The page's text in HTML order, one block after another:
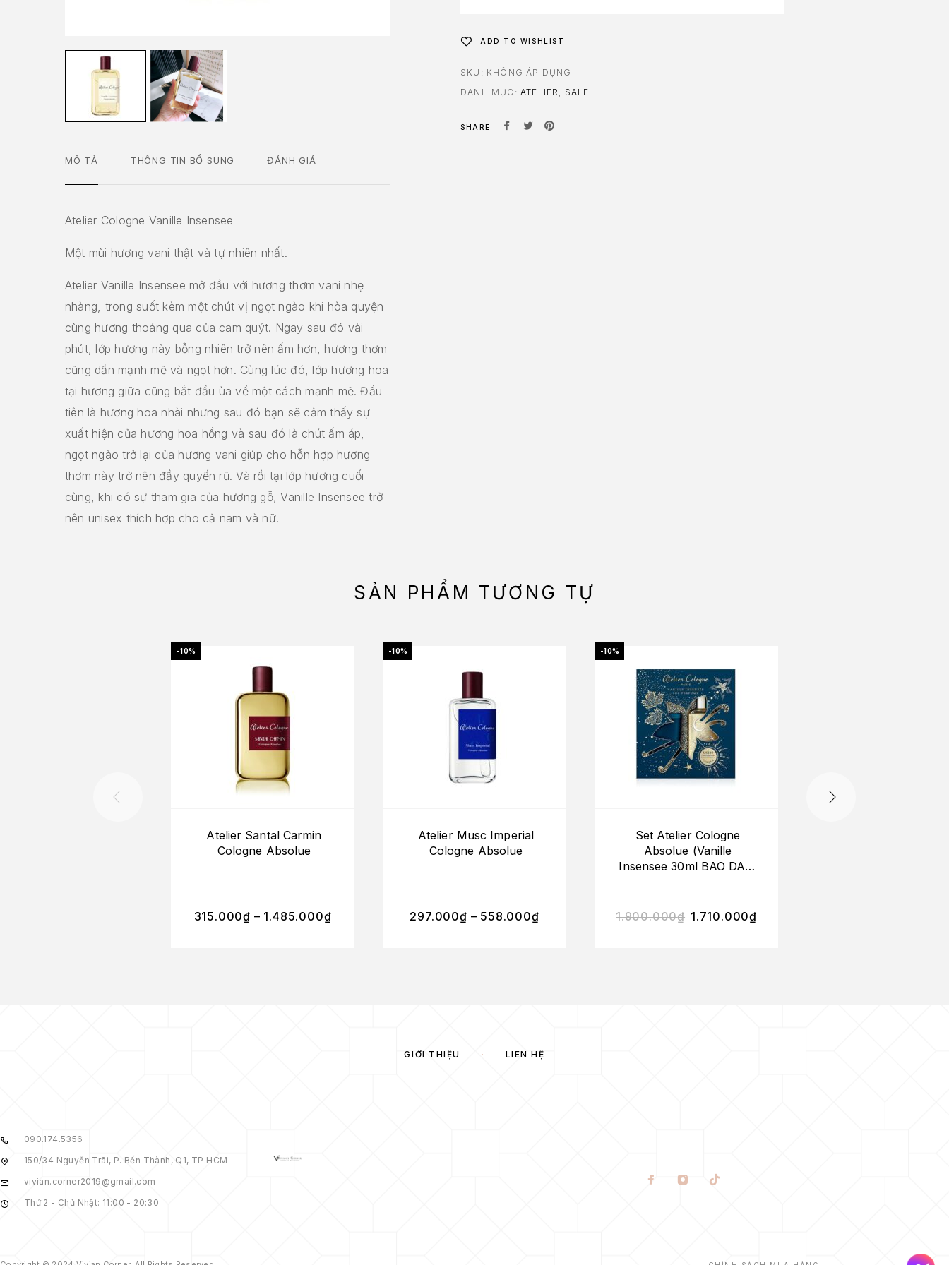
MÔ TẢ THÔNG TIN BỔ SUNG ĐÁNH GIÁ
Atelier Cologne Vanille Insensee
Một mùi hương vani thật và tự nhiên nhất.
Atelier Vanille Insensee mở đầu với hương thơm vani nhẹ
nhàng, trong suốt kèm một chút vị ngọt ngào khi hòa quyện
cùng hương thoáng qua của cam quýt. Ngay sau đó vài
phút, lớp hương này bỗng nhiên trở nên ấm hơn, hương thơm
cũng dần mạnh mẽ và ngọt hơn. Cùng lúc đó, lớp hương hoa
tại hương giữa cũng bắt đầu ùa về một cách mạnh mẽ. Đầu
tiên là hương hoa nhài nhưng sau đó bạn sẽ cảm thấy sự
xuất hiện của hương hoa hồng và sau đó là chút ấm áp,
ngọt ngào trở lại của hương vani giúp cho hỗn hợp hương
thơm này trở nên đầy quyến rũ. Và rồi tại lớp hương cuối
cùng, khi có sự tham gia của hương gỗ, Vanille Insensee trở
nên unisex thích hợp cho cả nam và nữ.
ADD TO WISHLIST
SKU: KHÔNG ÁP DỤNG
DANH MỤC: ATELIER SALE
SHARE
SẢN PHẨM TƯƠNG TỰ
-10%
Atelier Santal Carmin
Cologne Absolue
315.000₫ – 1.485.000₫
-10%
Atelier Musc Imperial
Cologne Absolue
297.000₫ – 558.000₫
-10%
Set Atelier Cologne
Absolue (Vanille
Insensee 30ml BAO DA +
1.900.000₫ 1.710.000₫
GIỚI THIỆU LIÊN HỆ
090.174.5356
150/34 Nguyễn Trãi, P. Bến Thành, Q1, TP.HCM
vivian.corner2019@gmail.com
Thứ 2 - Chủ Nhật: 11:00 - 20:30